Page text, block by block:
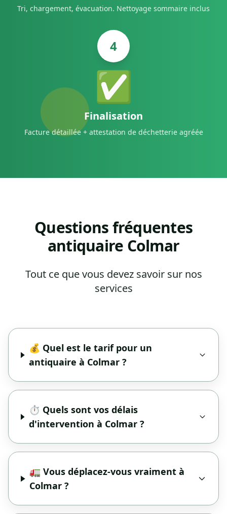
Tri, chargement, évacuation. Nettoyage sommaire inclus
4
✅
Finalisation
Facture détaillée + attestation de déchetterie agréée
Questions fréquentes
antiquaire Colmar
Tout ce que vous devez savoir sur nos
services
💰 Quel est le tarif pour un
antiquaire à Colmar ?
⏱️ Quels sont vos délais
d'intervention à Colmar ?
🚛 Vous déplacez-vous vraiment à
Colmar ?